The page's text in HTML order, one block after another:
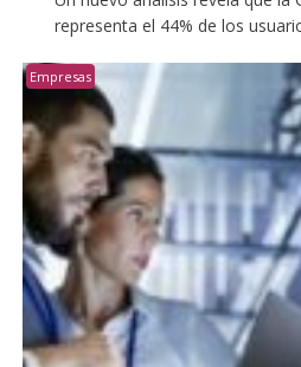
representa el 44% de los
Empresas